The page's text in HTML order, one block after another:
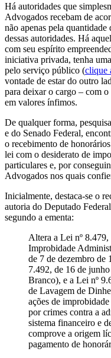
Há autoridades que
Advogados recebam de
não apenas pela
dessas autoridades. Há
com seu espírito
iniciativa privada, tenha
pelo serviço público (clique
vontade de estar do outro
para deixar o cargo – com
em valores ínfimos.
De qualquer forma,
e do Senado Federal,
o recebimento de
lei com o desiderato de
particulares e, por
Advogados nos quais
Inicialmente, destaca-se o
autoria do Deputado
segundo a ementa:
Altera a Lei nº
Improbidade
de 7 de dezembro de
7.492, de 16 de
Branco), e a Lei nº
de Lavagem de
ações de
por crimes contra a
sistema financeiro e
comprove a origem
pagamento de